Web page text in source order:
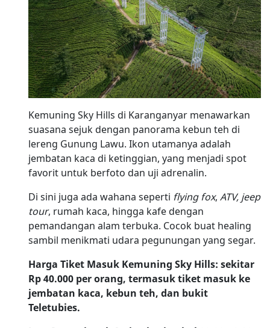
Kemuning Sky Hills di Karanganyar menawarkan
suasana sejuk dengan panorama kebun teh di
lereng Gunung Lawu. Ikon utamanya adalah
jembatan kaca di ketinggian, yang menjadi spot
favorit untuk berfoto dan uji adrenalin.
Di sini juga ada wahana seperti flying fox, ATV, jeep
tour, rumah kaca, hingga kafe dengan
pemandangan alam terbuka. Cocok buat healing
sambil menikmati udara pegunungan yang segar.
Harga Tiket Masuk Kemuning Sky Hills: sekitar
Rp 40.000 per orang, termasuk tiket masuk ke
jembatan kaca, kebun teh, dan bukit
Teletubies.